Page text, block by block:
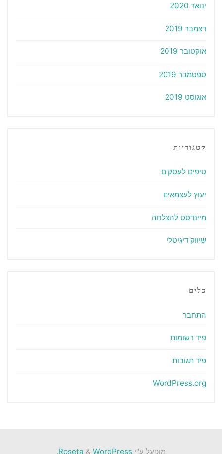
ינואר 2020
דצמבר 2019
אוקטובר 2019
ספטמבר 2019
אוגוסט 2019
קטגוריות
טיפים לעסקים
יעוץ לעצמאים
מיינדסט להצלחה
שיווק דיגיטלי
כלים
התחבר
פיד רשומות
פיד תגובות
WordPress.org
מופעל ע"י & WordPress.